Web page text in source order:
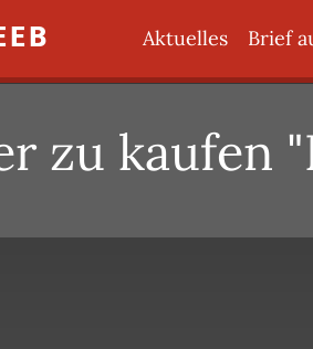
Hauptnavigation
Aktuelles Brief
zu kaufen